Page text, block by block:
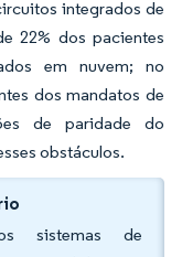
integrados de
22% dos pacientes
em nuvem; no
dos mandatos de
de paridade do
obstáculos.
sistemas de